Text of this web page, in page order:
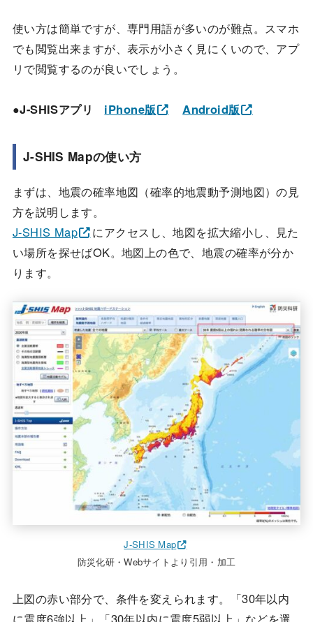
使い方は簡単ですが、専門用語が多いのが難点。スマホ
でも閲覧出来ますが、表示が小さく見にくいので、アプ
リで閲覧するのが良いでしょう。
●J-SHISアプリ iPhone版 Android版
J-SHIS Mapの使い方
まずは、地震の確率地図（確率的地震動予測地図）の見
方を説明します。
J-SHIS Map
にアクセスし、地図を拡大縮小し、見た
い場所を探せばOK。地図上の色で、地震の確率が分か
ります。
J-SHIS Map
防災化研・Webサイトより引用・加工
上図の赤い部分で、条件を変えられます。「30年以内